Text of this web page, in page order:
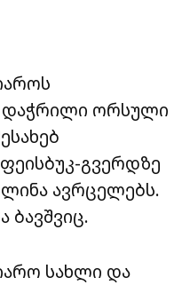
დაჭრილი ორსული
გვერდზე
ავრცელებს.
ბავშვიც.
სახლი და